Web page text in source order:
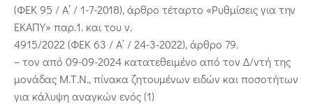
(ΦΕΚ 95 / Α’ / 1-7-2018), άρθρο τέταρτο «Ρυθμίσεις για την
ΕΚΑΠΥ» παρ.1. και του ν.
4915/2022 (ΦΕΚ 63 / Α’ / 24-3-2022), άρθρο 79.
– τον από 09-09-2024 κατατεθειμένο από τον Δ/ντή της
μονάδας Μ.Τ.Ν., πίνακα ζητουμένων ειδών και ποσοτήτων
για κάλυψη αναγκών ενός (1)